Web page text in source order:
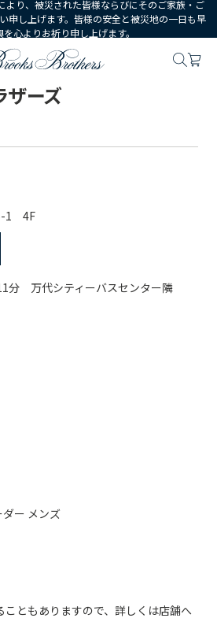
より、被災された皆様ならびにそのご家族・ご
申し上げます。皆様の安全と被災地の一日も早
心よりお祈り申し上げます。
ックス ブラザーズ 新潟伊勢丹
ザーズ
1　4F
分　万代シティーバスセンター隣
ー メンズ
こともありますので、詳しくは店舗へ